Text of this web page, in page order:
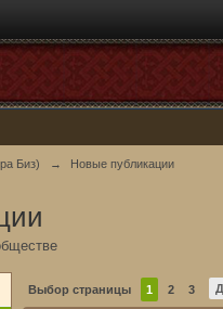
Биз) → Новые публикации
Выбор страницы 1 2 3